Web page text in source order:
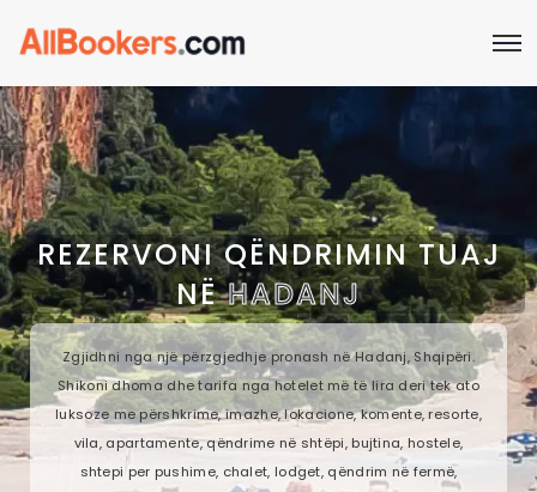
REZERVONI QËNDRIMIN TUAJ
NËHADANJ
Zgjidhni nga një përzgjedhje pronash në Hadanj, Shqipëri.
Shikoni dhoma dhe tarifa nga hotelet më të lira deri tek ato
luksoze me përshkrime, imazhe, lokacione, komente, resorte,
vila, apartamente, qëndrime në shtëpi, bujtina, hostele,
shtepi per pushime, chalet, lodget, qëndrim në fermë,